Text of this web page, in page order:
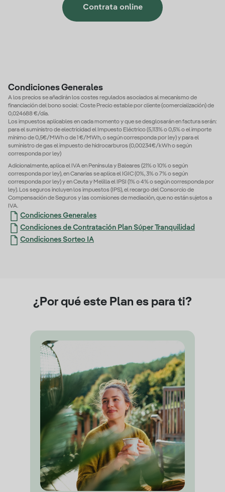
Contrata online
Condiciones Generales
A los precios se añadirán los costes regulados asociados al mecanismo de
financiación del bono social: Coste Precio estable por cliente (comercialización) de
0,024688 €/día.
Los impuestos aplicables en cada momento y que se desglosarán en factura serán:
para el suministro de electricidad el Impuesto Eléctrico (5,113% o 0,5% o el importe
mínimo de 0,5€/MWh o de 1 €/MWh, o según corresponda por ley) y para el
suministro de gas el impuesto de hidrocarburos (0,00234€/kWh o según
corresponda por ley)
Adicionalmente, aplica el IVA en Península y Baleares (21% o 10% o según
corresponda por ley), en Canarias se aplica el IGIC (0%, 3% o 7% o según
corresponda por ley) y en Ceuta y Melilla el IPSI (1% o 4% o según corresponda por
ley). Los seguros incluyen los impuestos (IPS), el recargo del Consorcio de
Compensación de Seguros y las comisiones de mediación, que no están sujetos a
IVA.
Condiciones Generales
Condiciones de Contratación Plan Súper Tranquilidad
Condiciones Sorteo IA
¿Por qué este Plan es para ti?